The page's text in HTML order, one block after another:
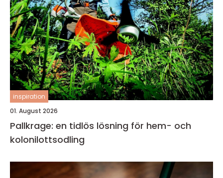
inspiration
01. August 2026
Pallkrage: en tidlös lösning för hem- och
kolonilottsodling